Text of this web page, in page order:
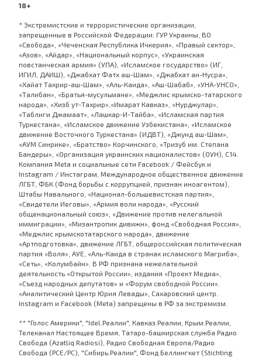
18+
* Экстремистские и террористические организации,
запрещенные в Российской Федерации: ГУР Украины, ВО
«Свобода», «Чеченская Республика Ичкерия», «Правый сектор»,
«Азов», «Айдар», «Национальный корпус», «Украинская
повстанческая армия» (УПА), «Исламское государство» (ИГ,
ИГИЛ, ДАИШ), «Джабхат Фатх аш-Шам», «Джабхат ан-Нусра»,
«Хайат Тахрир-аш-Шам», «Аль-Каида», «Аш-Шабаб», «УНА-УНСО»,
«Талибан», «Братья-мусульмане», «Меджлис крымско-татарского
народа», «Хизб ут-Тахрир»,«Имарат Кавказ», «Нурджулар»,
«Таблиги Джамаат», «Лашкар-И-Тайба», «Исламская партия
Туркестана», «Исламское движение Узбекистана», «Исламское
движение Восточного Туркестана» (ИДВТ), «Джунд аш-Шам»,
«АУМ Синрике», «Братство» Корчинского, «Тризуб им. Степана
Бандеры», «Организация украинских националистов» (ОУН), С14.
Компания Meta и социальные сети Facebook / Фейсбук и
Instagram / Инстаграм, Международное общественное движение
ЛГБТ, ФБК (Фонд борьбы с коррупцией, признан иноагентом),
Штабы Навального, «Национал-большевистская партия»,
«Свидетели Иеговы», «Армия воли народа», «Русский
общенациональный союз», «Движение против нелегальной
иммиграции», «Мизантропик дивижн», фонд «Свободная Россия»,
«Меджлис крымскотатарского народа», движение
«Артподготовка», движение ЛГБТ, общероссийская политическая
партия «Воля», АУЕ, «Аль-Каида в странах исламского Магриба»,
«Сеть», «Колумбайн». В РФ признана нежелательной
деятельность «Открытой России», издания «Проект Медиа»,
«Съезд народных депутатов» и «Форум свободной России».
«Аналитический Центр Юрия Левады», Сахаровский центр.
Instagram и Facebook (Metа) запрещены в РФ за экстремизм.
** "Голос Америки", "Idel.Реалии", Кавказ.Реалии, Крым.Реалии,
Телеканал Настоящее Время, Татаро-башкирская служба Радио
Свобода (Azatliq Radiosi), Радио Свободная Европа/Радио
Свобода (PCE/PC), "Сибирь.Реалии", Фонд Беллингкет (Stichting